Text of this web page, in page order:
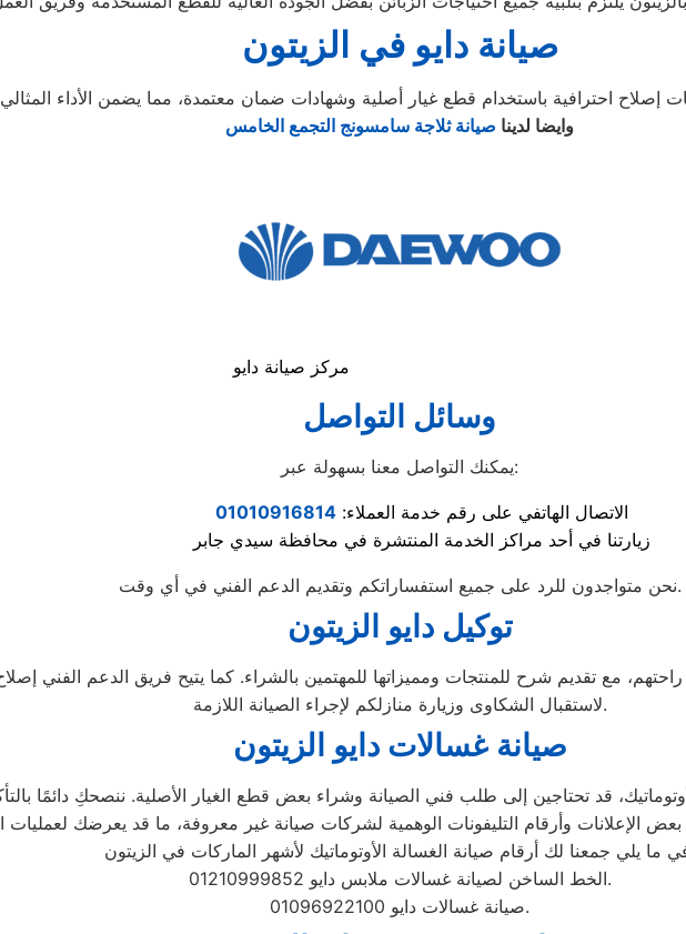
صيانة دايو في الزيتون
وايضا لدينا صيانة ثلاجة سامسونج التجمع الخامس
مركز صيانة دايو
وسائل التواصل
يمكنك التواصل معنا بسهولة عبر:
الاتصال الهاتفي على رقم خدمة العملاء: 01010916814
زيارتنا في أحد مراكز الخدمة المنتشرة في محافظة سيدي جابر
نحن متواجدون للرد على جميع استفساراتكم وتقديم الدعم الفني في أي وقت.
توكيل دايو الزيتون
لاستقبال الشكاوى وزيارة منازلكم لإجراء الصيانة اللازمة.
صيانة غسالات دايو الزيتون
قد تحتاجين إلى طلب فني الصيانة وشراء بعض قطع الغيار الأصلية. ننصحكِ دائمًا
الخط الساخن لصيانة غسالات ملابس دايو 01210999852.
صيانة غسالات دايو 01096922100.